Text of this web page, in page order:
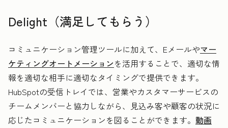
Delight（満足してもらう）
コミュニケーション管理ツールに加えて、Eメールやマー
ケティングオートメーションを活用することで、適切な情
報を適切な相手に適切なタイミングで提供できます。
HubSpotの受信トレイでは、営業やカスタマーサービスの
チームメンバーと協力しながら、見込み客や顧客の状況に
応じたコミュニケーションを図ることができます。 動画